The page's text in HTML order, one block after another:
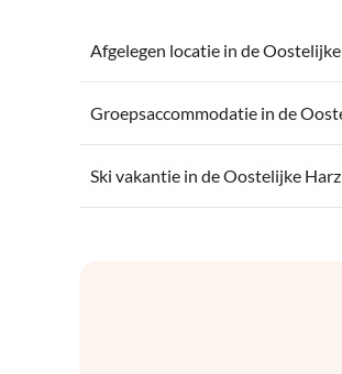
Ski vakantie in de Oostelijke Harz